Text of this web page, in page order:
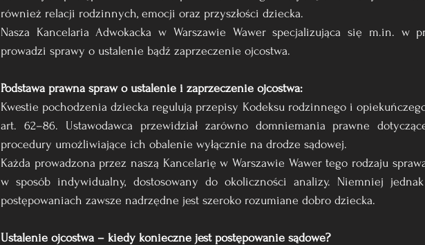
również relacji rodzinnych, emocji oraz przyszłości dziecka.
Nasza Kancelaria Adwokacka w Warszawie Wawer specjalizująca się m.in. w
prowadzi sprawy o ustalenie bądź zaprzeczenie ojcostwa.
Podstawa prawna spraw o ustalenie i zaprzeczenie ojcostwa:
Kwestie pochodzenia dziecka regulują przepisy Kodeksu rodzinnego i
art. 62–86. Ustawodawca przewidział zarówno domniemania prawne
procedury umożliwiające ich obalenie wyłącznie na drodze sądowej.
Każda prowadzona przez naszą Kancelarię w Warszawie Wawer tego rodzaju
w sposób indywidualny, dostosowany do okoliczności analizy. Niemniej
postępowaniach zawsze nadrzędne jest szeroko rozumiane dobro dziecka.
Ustalenie ojcostwa – kiedy konieczne jest postępowanie sądowe?